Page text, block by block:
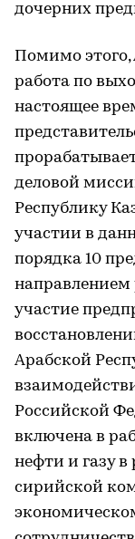
дочерних
Помимо этого,
работа по
настоящее
деловой
Республику
участии в
порядка 10
направлением
участие
Арабской
Российской
включена в
нефти и газу
сирийской